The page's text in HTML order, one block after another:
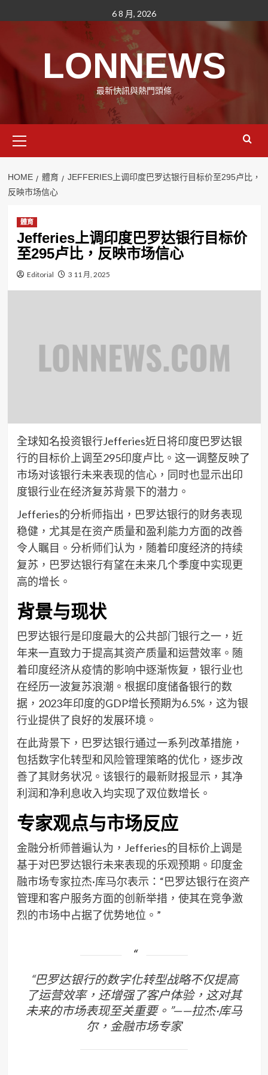
to
6 8 月, 2026
LONNEWS
最新快訊與熱門頭條
Menu
HOME 體育
JEFFERIES上调印度巴罗达银行目标价至295卢比，
反映市场信心
體育
Jefferies上调印度巴罗达银行目标价
至295卢比，反映市场信心
Editorial 3 11 月, 2025
全球知名投资银行Jefferies近日将印度巴罗达银
行的目标价上调至295印度卢比。这一调整反映了
市场对该银行未来表现的信心，同时也显示出印
度银行业在经济复苏背景下的潜力。
Jefferies的分析师指出，巴罗达银行的财务表现
稳健，尤其是在资产质量和盈利能力方面的改善
令人瞩目。分析师们认为，随着印度经济的持续
复苏，巴罗达银行有望在未来几个季度中实现更
高的增长。
背景与现状
巴罗达银行是印度最大的公共部门银行之一，近
年来一直致力于提高其资产质量和运营效率。随
着印度经济从疫情的影响中逐渐恢复，银行业也
在经历一波复苏浪潮。根据印度储备银行的数
据，2023年印度的GDP增长预期为6.5%，这为银
行业提供了良好的发展环境。
在此背景下，巴罗达银行通过一系列改革措施，
包括数字化转型和风险管理策略的优化，逐步改
善了其财务状况。该银行的最新财报显示，其净
利润和净利息收入均实现了双位数增长。
专家观点与市场反应
金融分析师普遍认为，Jefferies的目标价上调是
基于对巴罗达银行未来表现的乐观预期。印度金
融市场专家拉杰·库马尔表示：“巴罗达银行在资产
管理和客户服务方面的创新举措，使其在竞争激
烈的市场中占据了优势地位。”
“巴罗达银行的数字化转型战略不仅提高
了运营效率，还增强了客户体验，这对其
未来的市场表现至关重要。”——拉杰·库马
尔，金融市场专家